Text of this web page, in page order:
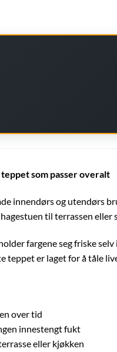
som passer overalt
innendørs og utendørs
til terrassen eller
fargene seg friske
teppet er laget for å tåle
over tid
innestengt fukt
eller kjøkken